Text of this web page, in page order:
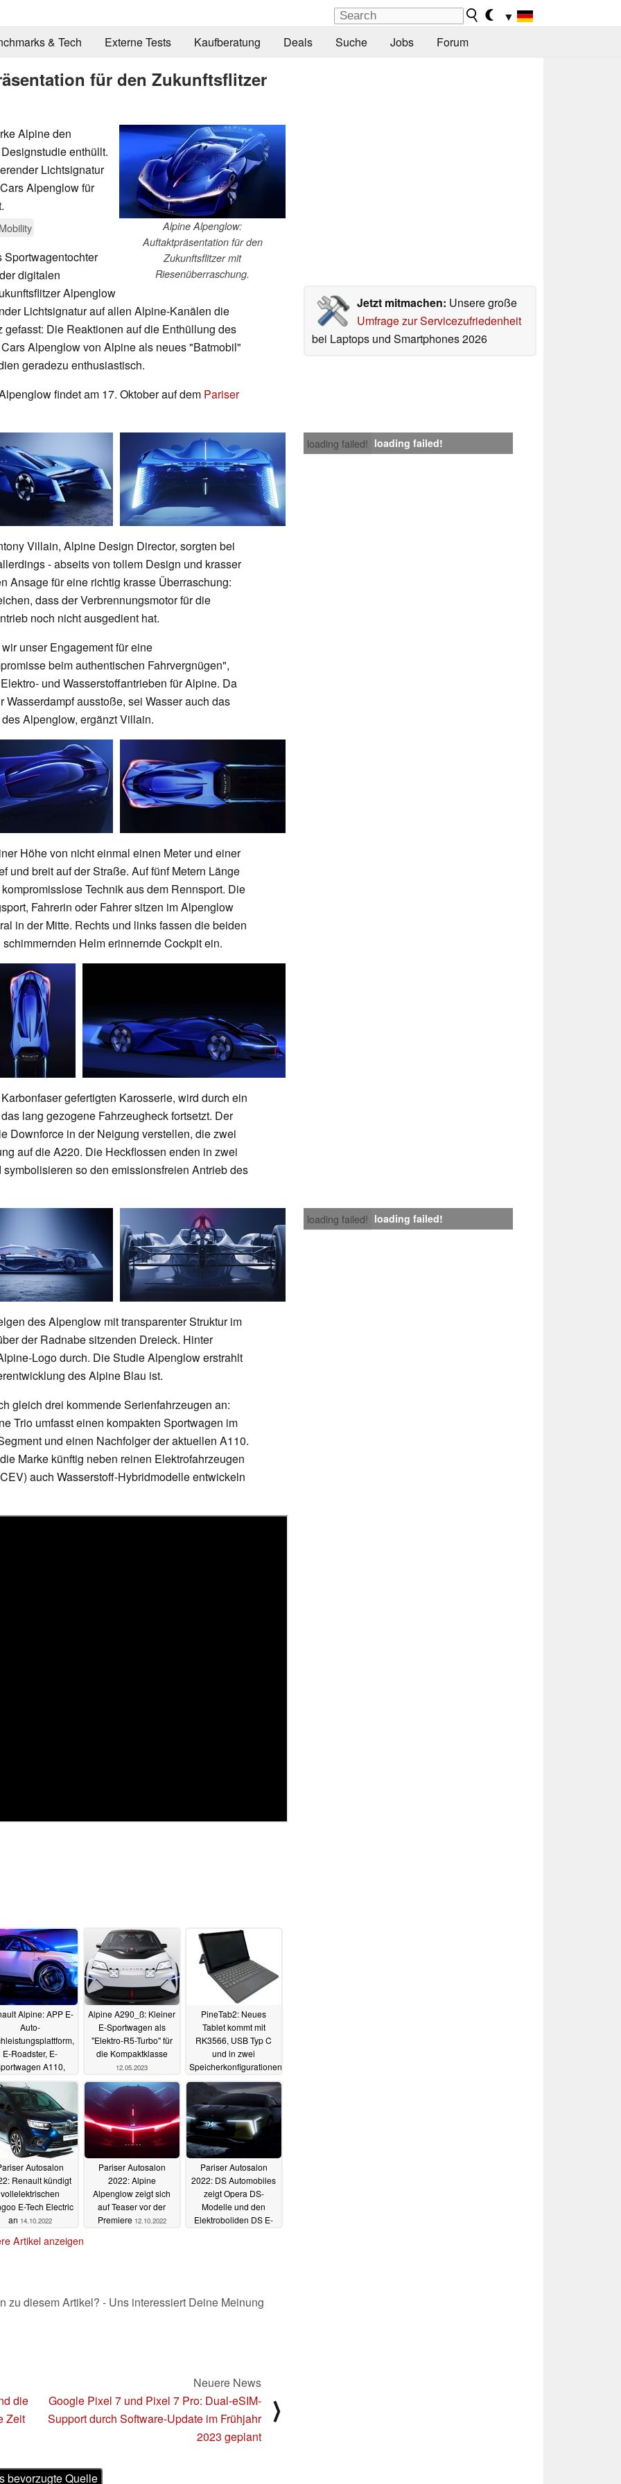
▼
& Tech Externe Tests Kaufberatung Deals Suche Jobs Forum
für den Zukunftsflitzer
Alpine Alpenglow:
Auftaktpräsentation für den
Zukunftsflitzer mit
Riesenüberraschung.
Alpine den
enthüllt.
Lichtsignatur
Alpenglow für
Jetzt mitmachen: Unsere große
Umfrage zur Servicezufriedenheit
bei Laptops und Smartphones 2026
digitalen
Alpenglow
Lichtsignatur auf allen Alpine-Kanälen die
gefasst: Die Reaktionen auf die Enthüllung des
Alpenglow von Alpine als neues "Batmobil"
geradezu enthusiastisch.
findet am 17. Oktober auf dem Pariser
loading failed! loading failed!
Villain, Alpine Design Director, sorgten bei
- abseits von tollem Design und krasser
Ansage für eine richtig krasse Überraschung:
dass der Verbrennungsmotor für die
noch nicht ausgedient hat.
unser Engagement für eine
beim authentischen Fahrvergnügen",
und Wasserstoffantrieben für Alpine. Da
ausstoße, sei Wasser auch das
Alpenglow, ergänzt Villain.
Höhe von nicht einmal einen Meter und einer
und breit auf der Straße. Auf fünf Metern Länge
Technik aus dem Rennsport. Die
Fahrerin oder Fahrer sitzen im Alpenglow
in der Mitte. Rechts und links fassen die beiden
Helm erinnernde Cockpit ein.
gefertigten Karosserie, wird durch ein
lang gezogene Fahrzeugheck fortsetzt. Der
Downforce in der Neigung verstellen, die zwei
auf die A220. Die Heckflossen enden in zwei
so den emissionsfreien Antrieb des
loading failed! loading failed!
des Alpenglow mit transparenter Struktur im
der Radnabe sitzenden Dreieck. Hinter
Logo durch. Die Studie Alpenglow erstrahlt
des Alpine Blau ist.
gleich drei kommende Serienfahrzeugen an:
Trio umfasst einen kompakten Sportwagen im
und einen Nachfolger der aktuellen A110.
Marke künftig neben reinen Elektrofahrzeugen
auch Wasserstoff-Hybridmodelle entwickeln
Alpine: APP E-
Auto-
E-Roadster, E-
A110,
A290, A310 und
GT29.06.2023
Alpine A290_ß: Kleiner
E-Sportwagen als
"Elektro-R5-Turbo" für
die Kompaktklasse
12.05.2023
PineTab2: Neues
Tablet kommt mit
RK3566, USB Typ C
und in zwei
Speicherkonfigurationen
17.12.2022
Autosalon
Renault kündigt
vollelektrischen
E-Tech Electric
an 14.10.2022
Pariser Autosalon
2022: Alpine
Alpenglow zeigt sich
auf Teaser vor der
Premiere 12.10.2022
Pariser Autosalon
2022: DS Automobiles
zeigt Opera DS-
Modelle und den
Elektroboliden DS E-
Artikel anzeigen
zu diesem Artikel? - Uns interessiert Deine Meinung
die
Zeit
Neuere News
Google Pixel 7 und Pixel 7 Pro: Dual-eSIM-
Support durch Software-Update im Frühjahr
2023 geplant
⟩
bevorzugte Quelle